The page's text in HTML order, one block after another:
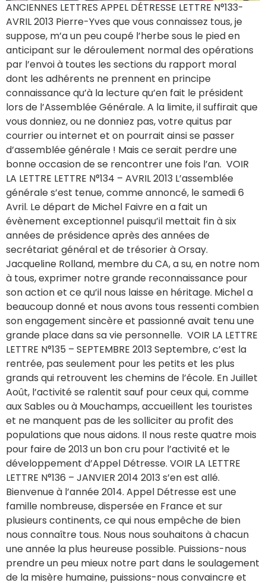
ANCIENNES LETTRES APPEL DÉTRESSE LETTRE N°133-
AVRIL 2013 Pierre-Yves que vous connaissez tous, je
suppose, m’a un peu coupé l’herbe sous le pied en
anticipant sur le déroulement normal des opérations
par l’envoi à toutes les sections du rapport moral
dont les adhérents ne prennent en principe
connaissance qu’à la lecture qu’en fait le président
lors de l’Assemblée Générale. A la limite, il suffirait que
vous donniez, ou ne donniez pas, votre quitus par
courrier ou internet et on pourrait ainsi se passer
d’assemblée générale ! Mais ce serait perdre une
bonne occasion de se rencontrer une fois l’an. VOIR
LA LETTRE LETTRE N°134 – AVRIL 2013 L’assemblée
générale s’est tenue, comme annoncé, le samedi 6
Avril. Le départ de Michel Faivre en a fait un
évènement exceptionnel puisqu’il mettait fin à six
années de présidence après des années de
secrétariat général et de trésorier à Orsay.
Jacqueline Rolland, membre du CA, a su, en notre nom
à tous, exprimer notre grande reconnaissance pour
son action et ce qu’il nous laisse en héritage. Michel a
beaucoup donné et nous avons tous ressenti combien
son engagement sincère et passionné avait tenu une
grande place dans sa vie personnelle. VOIR LA LETTRE
LETTRE N°135 – SEPTEMBRE 2013 Septembre, c’est la
rentrée, pas seulement pour les petits et les plus
grands qui retrouvent les chemins de l’école. En Juillet
Août, l’activité se ralentit sauf pour ceux qui, comme
aux Sables ou à Mouchamps, accueillent les touristes
et ne manquent pas de les solliciter au profit des
populations que nous aidons. Il nous reste quatre mois
pour faire de 2013 un bon cru pour l’activité et le
développement d’Appel Détresse. VOIR LA LETTRE
LETTRE N°136 – JANVIER 2014 2013 s’en est allé.
Bienvenue à l’année 2014. Appel Détresse est une
famille nombreuse, dispersée en France et sur
plusieurs continents, ce qui nous empêche de bien
nous connaître tous. Nous nous souhaitons à chacun
une année la plus heureuse possible. Puissions-nous
prendre un peu mieux notre part dans le soulagement
de la misère humaine, puissions-nous convaincre et